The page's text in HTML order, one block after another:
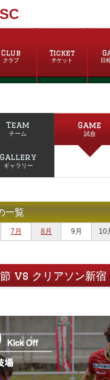
Club
クラブ
Ticket
チケット 日
Team
チーム
Game
試合
Gallery
ギャラリー
一覧
7月 8月 9月 10
vs クリアソン新宿